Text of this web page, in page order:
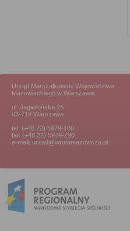
Urząd Marszałkowski Województwa
Mazowieckiego w Warszawie
ul. Jagiellońska 26
03-719 Warszawa
tel. (+48 22) 5979-100
fax (+48 22) 5979-290
e-mail: urzad@wrotamazowsza.pl